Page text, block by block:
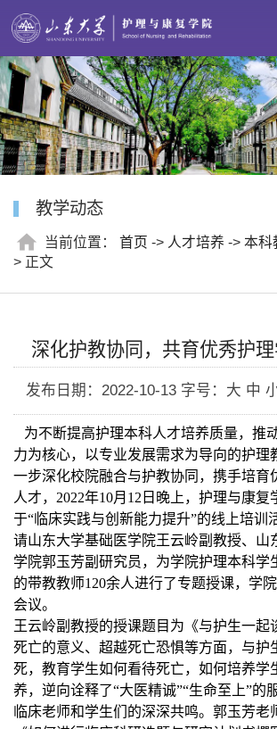
教学动态
当前位置： 首页 -> 人才培养 -> 本科
> 正文
深化护教协同，共育优秀护
发布日期：2022-10-13 字号：大 中
为不断提高护理本科人才培养质量，推
力为核心，以专业发展需求为导向的护理
一步深化校院融合与护教协同，携手培育
人才， 2022年10月 12 日晚上，护理与康复
于“临床实践与创新能力提升”的线上培训
请山东大学基础医学院王云岭副教授、山
学院郭玉芳副研究员，为学院护理本科学
的带教教师120余人进行了专题授课，学
会议。
王云岭副教授的授课题目为《与护生一起
死亡的意义、超越死亡恐惧等方面，与护
死，教育学生如何看待死亡，如何培养学
养，逆向诠释了“大医精诚”“生命至上”的
临床老师和学生们的深深共鸣。郭玉芳老